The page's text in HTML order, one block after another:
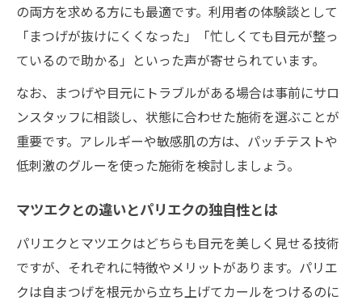
の両方を求める方にも最適です。利用者の体験談として
「まつげが抜けにくくなった」「忙しくても目元が整っ
ているので助かる」といった声が寄せられています。
なお、まつげや目元にトラブルがある場合は事前にサロ
ンスタッフに相談し、状態に合わせた施術を選ぶことが
重要です。アレルギーや敏感肌の方は、パッチテストや
低刺激のグルーを使った施術を検討しましょう。
マツエクとの違いとパリエクの独自性とは
パリエクとマツエクはどちらも目元を美しく見せる技術
ですが、それぞれに特徴やメリットがあります。パリエ
クは自まつげを根元から立ち上げてカールをつけるのに